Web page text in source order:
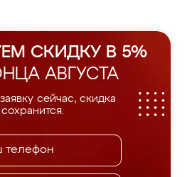
СКИДКУ В 5%
АВГУСТА
сейчас, скидка
сохранится.